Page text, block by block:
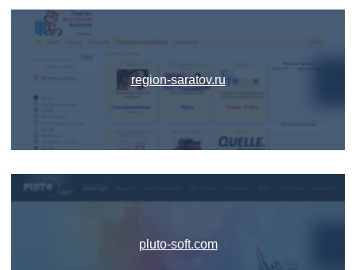
region-saratov.ru
pluto-soft.com